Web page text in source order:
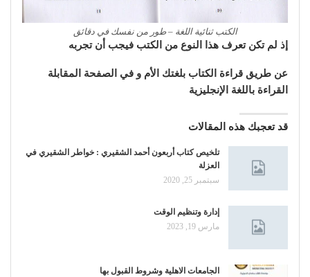
الكتب ثنائية اللغة – طور من نفسك في دقائق
إذ لم تكن تعرف هذا النوع من الكتب فيجب أن تجربه
عن طريق قراءة الكتاب بلغتك الأم و في الصفحة المقابلة
القراءة باللغة الإنجليزية
قد تعجبك هذه المقالات
تلخيص كتاب أربعون أحمد الشقيري : خواطر الشقيري في
العزلة
سبتمبر 25, 2020
إدارة وتنظيم الوقت
مارس 19, 2023
الجامعات الاهلية وشروط القبول بها